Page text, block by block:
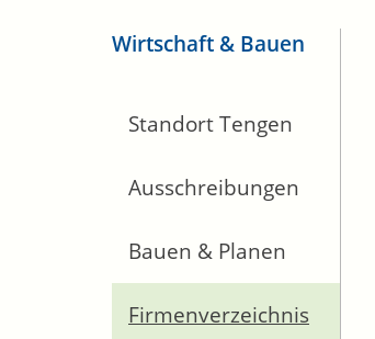
Wirtschaft & Bauen
Standort Tengen
Ausschreibungen
Bauen & Planen
Firmenverzeichnis